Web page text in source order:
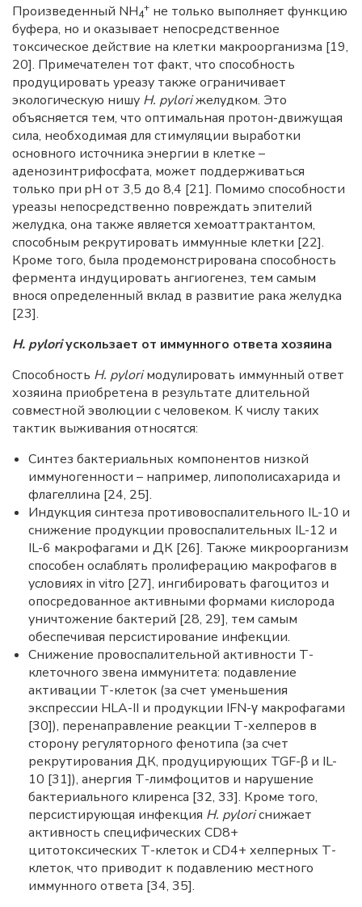
Произведенный NH4
+ не только выполняет функцию
буфера, но и оказывает непосредственное
токсическое действие на клетки макроорганизма [19,
20]. Примечателен тот факт, что способность
продуцировать уреазу также ограничивает
экологическую нишу H. pyloriжелудком. Это
объясняется тем, что оптимальная протон-движущая
сила, необходимая для стимуляции выработки
основного источника энергии в клетке –
аденозинтрифосфата, может поддерживаться
только при pH от 3,5 до 8,4 [21]. Помимо способности
уреазы непосредственно повреждать эпителий
желудка, она также является хемоаттрактантом,
способным рекрутировать иммунные клетки [22].
Кроме того, была продемонстрирована способность
фермента индуцировать ангиогенез, тем самым
внося определенный вклад в развитие рака желудка
[23].
H. pyloriускользает от иммунного ответа хозяина
Способность H. pyloriмодулировать иммунный ответ
хозяина приобретена в результате длительной
совместной эволюции с человеком. К числу таких
тактик выживания относятся:
Синтез бактериальных компонентов низкой
иммуногенности – например, липополисахарида и
флагеллина [24, 25].
Индукция синтеза противовоспалительного IL-10 и
снижение продукции провоспалительных IL-12 и
IL-6 макрофагами и ДК [26]. Также микроорганизм
способен ослаблять пролиферацию макрофагов в
условиях in vitro [27], ингибировать фагоцитоз и
опосредованное активными формами кислорода
уничтожение бактерий [28, 29], тем самым
обеспечивая персистирование инфекции.
Снижение провоспалительной активности Т-
клеточного звена иммунитета: подавление
активации Т-клеток (за счет уменьшения
экспрессии HLA-II и продукции IFN-γ макрофагами
[30]), перенаправление реакции Т-хелперов в
сторону регуляторного фенотипа (за счет
рекрутирования ДК, продуцирующих TGF-β и IL-
10 [31]), анергия Т-лимфоцитов и нарушение
бактериального клиренса [32, 33]. Кроме того,
персистирующая инфекция H. pyloriснижает
активность специфических CD8+
цитотоксических Т-клеток и CD4+ хелперных Т-
клеток, что приводит к подавлению местного
иммунного ответа [34, 35].